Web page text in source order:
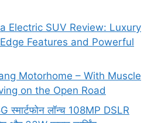
Electric SUV Review: Luxury
Features and Powerful
Motorhome – With Muscle
on the Open Road
स्मार्टफोन लॉन्च 108MP DSLR